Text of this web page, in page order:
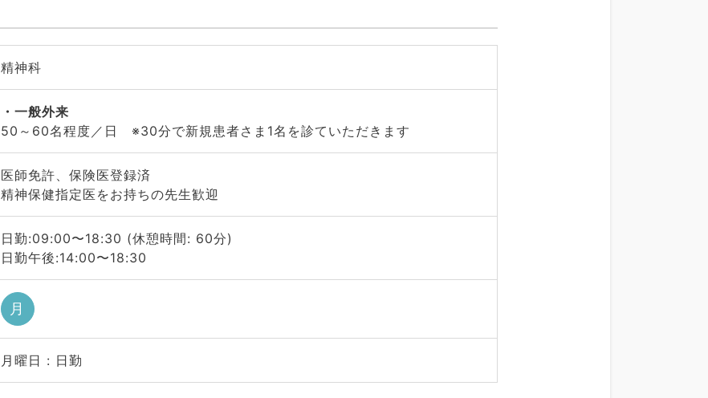
精神科
一般外来
50～60名程度／日 ※30分で新規患者さま1名を診ていただきます
医師免許、保険医登録済
精神保健指定医をお持ちの先生歓迎
日勤:09:00〜18:30 (休憩時間: 60分)
日勤午後:14:00〜18:30
月
月曜日 : 日勤